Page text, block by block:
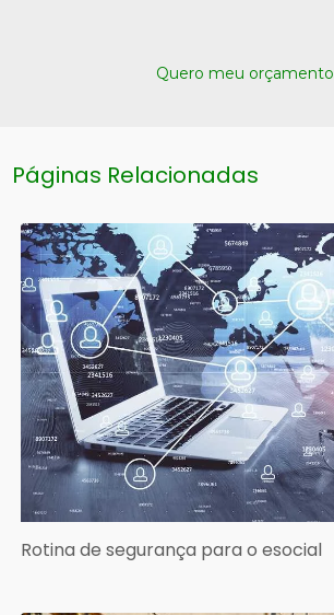
Quero meu orçamento
Páginas Relacionadas
Rotina de segurança para o esocial